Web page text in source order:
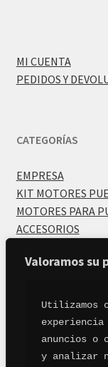
Valoramos su
Utilizamos
experiencia
anuncios o
y analizar
MI CUENTA
PEDIDOS Y
CATEGORÍAS
EMPRESA
KIT MOTORES
MOTORES PARA
ACCESORIOS
© MotoresGaraje